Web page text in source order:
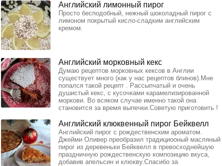
Английский лимонный пирог
Просто бесподобный, нежный шоколадный пирог с
лимоном покрытый кисло-сладким английским
кремом.
Английский морковный кекс
Думаю рецептов морковных кексов в Англии
существует много (как у нас рецептов блинов).Мне
попался такой рецепт . Рассыпчатый и очень
душистый кекс, с кусочками карамелизированной
моркови. Во всяком случае именно такой она
становится за время выпечки.Советую приготовить !
Английский клюквенный пирог Бейквелл
Английский пирог с рождественским ароматом.
Джейми Оливер преобразил традициооный масляный
пирог из деревеньки Бейквелл в превосходнейшую
праздничную рождественскую композицию вкуса,
добавив апельсин и клюкву.Спасибо за